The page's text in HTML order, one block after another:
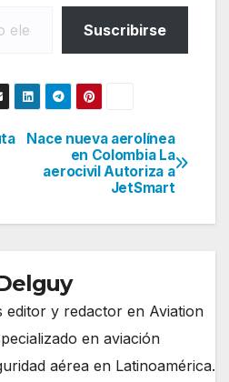
Suscribirse
Nace nueva aerolínea
en Colombia La
aerocivil Autoriza a
JetSmart
editor y redactor en Aviation
en aviación
aérea en Latinoamérica.